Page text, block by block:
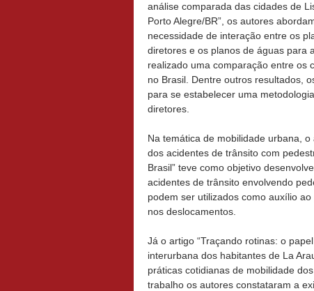
análise comparada das cidades de
Porto Alegre/BR”, os autores
necessidade de interação entre os
diretores e os planos de águas para
realizado uma comparação entre os
no Brasil. Dentre outros resultados,
para se estabelecer uma
diretores.
Na temática de mobilidade urbana,
dos acidentes de trânsito com
Brasil” teve como objetivo
acidentes de trânsito envolvendo
podem ser utilizados como auxílio
nos deslocamentos.
Já o artigo “Traçando rotinas: o
interurbana dos habitantes de La
práticas cotidianas de mobilidade
trabalho os autores constataram a